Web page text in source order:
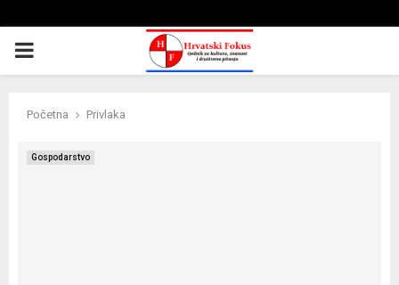
PRIMARY
Početna Privlaka
Gospodarstvo